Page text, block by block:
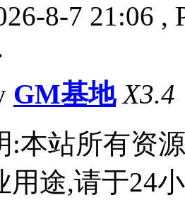
8-7 21:06 ,
GM基地 X3.4
:本站所有资
用途,请于24